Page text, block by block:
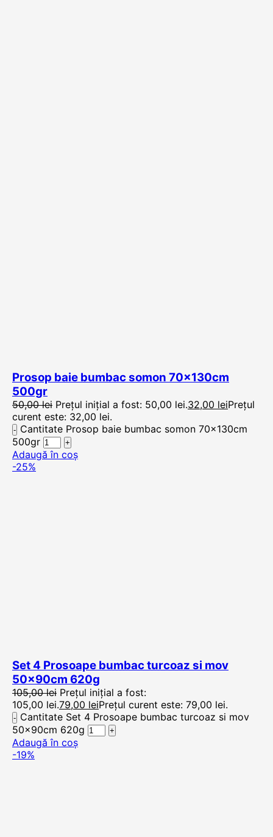
Prosop baie bumbac somon 70x130cm
500gr
50,00lei Prețul inițial a fost: 50,00 lei.32,00 leiPrețul
curent este: 32,00 lei.
Cantitate Prosop baie bumbac somon 70x130cm
500gr
Adaugă în coș
-25%
Set 4 Prosoape bumbac turcoaz si mov
50x90cm 620g
105,00lei Prețul inițial a fost:
105,00 lei.79,00 leiPrețul curent este: 79,00 lei.
Cantitate Set 4 Prosoape bumbac turcoaz si mov
50x90cm 620g
Adaugă în coș
-19%